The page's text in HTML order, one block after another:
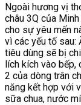
Ngoài hương vị
châu 3Q của
cho sự yêu mến
vì các yếu tố sau:
tiêu dùng sẽ bị
lích kích vào bếp,
2 của dòng trân
năng kết hợp với
sữa chua, nước